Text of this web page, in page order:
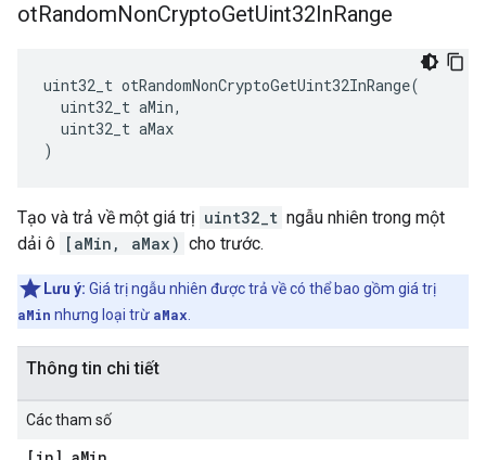
otRandomNonCryptoGetUint32InRange
uint32_t otRandomNonCryptoGetUint32InRange(
uint32_t aMin,
uint32_t aMax
)
Tạo và trả về một giá trị uint32_t ngẫu nhiên trong một
dải ô [aMin, aMax) cho trước.
Lưu ý: Giá trị ngẫu nhiên được trả về có thể bao gồm giá trị
aMin nhưng loại trừ aMax
Thông tin chi tiết
Các tham số